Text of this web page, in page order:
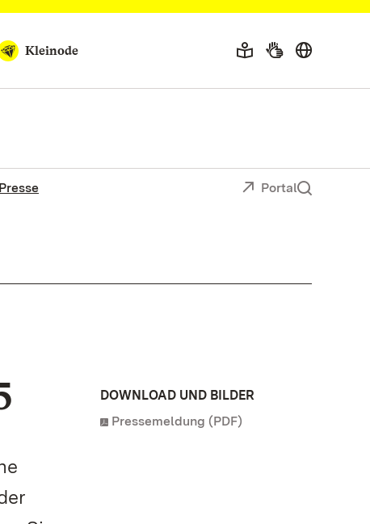
Kleinode
Presse Portal
DOWNLOAD UND BILDER
Pressemeldung (PDF)